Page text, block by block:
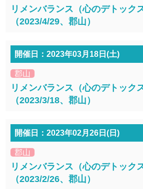
リメンバランス（心のデトック
（2023/4/29、郡山）
開催日：2023年03月18日(土)
郡山
リメンバランス（心のデトック
（2023/3/18、郡山）
開催日：2023年02月26日(日)
郡山
リメンバランス（心のデトック
（2023/2/26、郡山）